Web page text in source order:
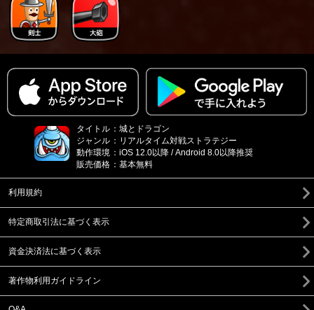
タイトル ： 城とドラゴン
ジャンル ： リアルタイム対戦ストラテジー
動作環境 ： iOS 12.0以降 / Android 8.0以降推奨
販売価格 ： 基本無料
利用規約
特定商取引法に基づく表示
資金決済法に基づく表示
著作物利用ガイドライン